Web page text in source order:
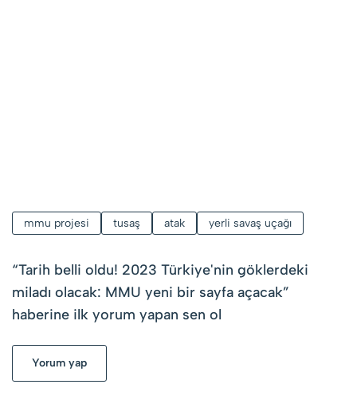
mmu projesi tusaş atak yerli savaş uçağı
“Tarih belli oldu! 2023 Türkiye'nin göklerdeki
miladı olacak: MMU yeni bir sayfa açacak”
haberine ilk yorum yapan sen ol
Yorum yap